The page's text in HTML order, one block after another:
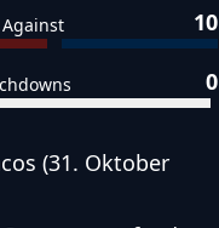
10
0
(31. Oktober